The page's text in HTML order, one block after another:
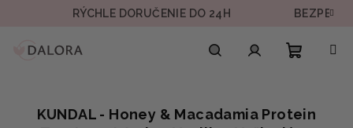
RÝCHLE DORUČENIE DO 24H BEZPEČNÁ
košík
KUNDAL - Honey & Macadamia Protein